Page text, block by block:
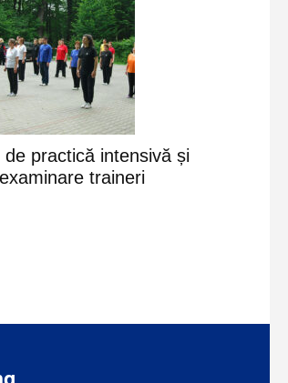
de practică intensivă și
examinare traineri